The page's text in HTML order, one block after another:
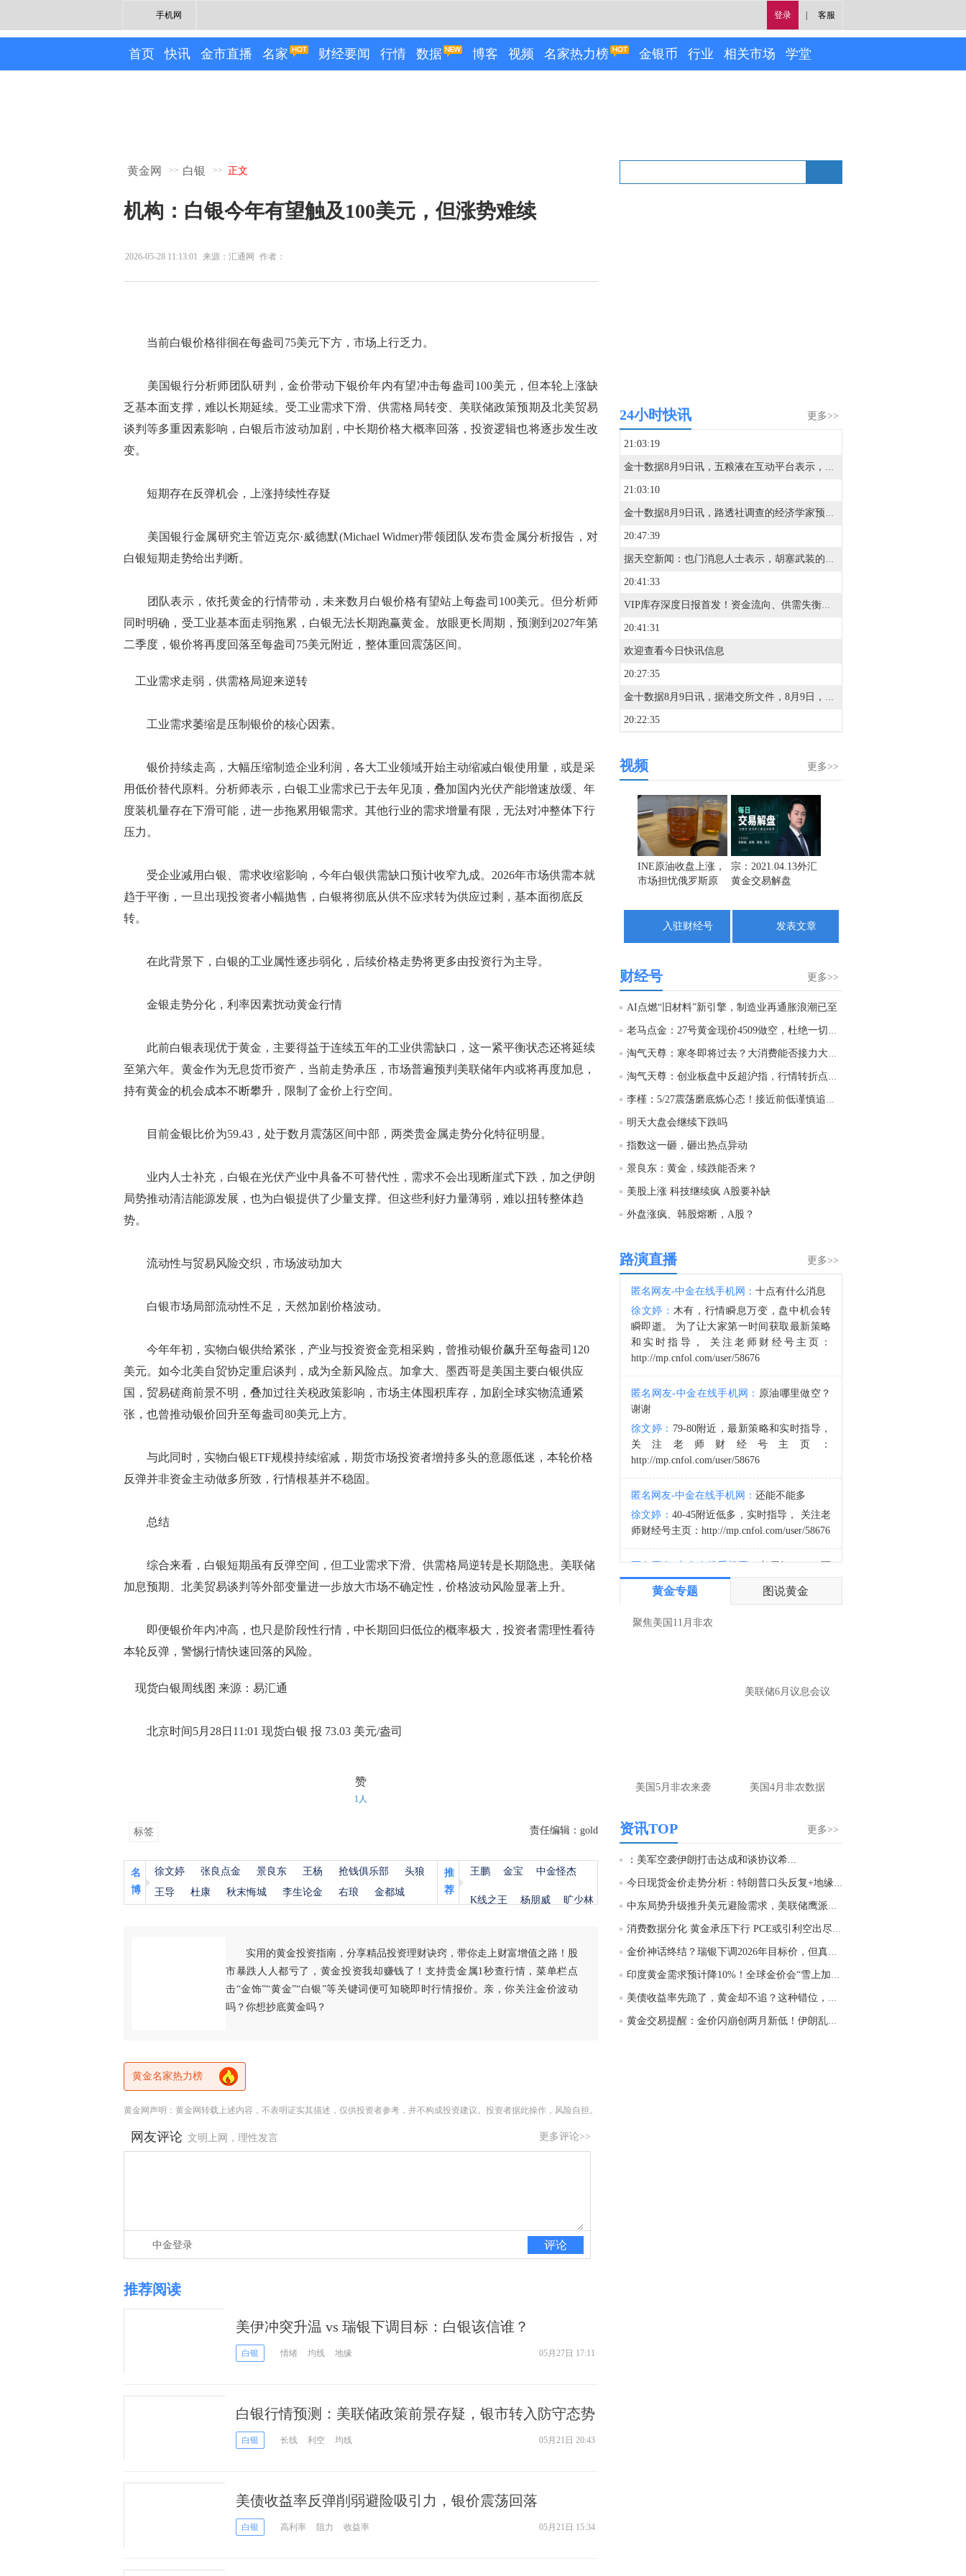
登录 客服
手机网
首页 快讯 金市直播 名家 财经要闻 行情 数据 博客 视频 名家热力榜 金银币 行业 相关市场 学堂
黄金网 >> 白银 >> 正文
机构：白银今年有望触及100美元，但涨势难续
2026-05-28 11:13:01 来源：汇通网 作者：
当前白银价格徘徊在每盎司75美元下方，市场上行乏力。
美国银行分析师团队研判，金价带动下银价年内有望冲击每盎司100美元，但本轮上涨缺
乏基本面支撑，难以长期延续。受工业需求下滑、供需格局转变、美联储政策预期及北美贸易
谈判等多重因素影响，白银后市波动加剧，中长期价格大概率回落，投资逻辑也将逐步发生改
变。
短期存在反弹机会，上涨持续性存疑
美国银行金属研究主管迈克尔·威德默(Michael Widmer)带领团队发布贵金属分析报告，对
白银短期走势给出判断。
团队表示，依托黄金的行情带动，未来数月白银价格有望站上每盎司100美元。但分析师
同时明确，受工业基本面走弱拖累，白银无法长期跑赢黄金。放眼更长周期，预测到2027年第
二季度，银价将再度回落至每盎司75美元附近，整体重回震荡区间。
工业需求走弱，供需格局迎来逆转
工业需求萎缩是压制银价的核心因素。
银价持续走高，大幅压缩制造企业利润，各大工业领域开始主动缩减白银使用量，或是采
用低价替代原料。分析师表示，白银工业需求已于去年见顶，叠加国内光伏产能增速放缓、年
度装机量存在下滑可能，进一步拖累用银需求。其他行业的需求增量有限，无法对冲整体下行
压力。
受企业减用白银、需求收缩影响，今年白银供需缺口预计收窄九成。2026年市场供需本就
趋于平衡，一旦出现投资者小幅抛售，白银将彻底从供不应求转为供应过剩，基本面彻底反
转。
在此背景下，白银的工业属性逐步弱化，后续价格走势将更多由投资行为主导。
金银走势分化，利率因素扰动黄金行情
此前白银表现优于黄金，主要得益于连续五年的工业供需缺口，这一紧平衡状态还将延续
至第六年。黄金作为无息货币资产，当前走势承压，市场普遍预判美联储年内或将再度加息，
持有黄金的机会成本不断攀升，限制了金价上行空间。
目前金银比价为59.43，处于数月震荡区间中部，两类贵金属走势分化特征明显。
业内人士补充，白银在光伏产业中具备不可替代性，需求不会出现断崖式下跌，加之伊朗
局势推动清洁能源发展，也为白银提供了少量支撑。但这些利好力量薄弱，难以扭转整体趋
势。
流动性与贸易风险交织，市场波动加大
白银市场局部流动性不足，天然加剧价格波动。
今年年初，实物白银供给紧张，产业与投资资金竞相采购，曾推动银价飙升至每盎司120
美元。如今北美自贸协定重启谈判，成为全新风险点。加拿大、墨西哥是美国主要白银供应
国，贸易磋商前景不明，叠加过往关税政策影响，市场主体囤积库存，加剧全球实物流通紧
张，也曾推动银价回升至每盎司80美元上方。
与此同时，实物白银ETF规模持续缩减，期货市场投资者增持多头的意愿低迷，本轮价格
反弹并非资金主动做多所致，行情根基并不稳固。
总结
综合来看，白银短期虽有反弹空间，但工业需求下滑、供需格局逆转是长期隐患。美联储
加息预期、北美贸易谈判等外部变量进一步放大市场不确定性，价格波动风险显著上升。
即便银价年内冲高，也只是阶段性行情，中长期回归低位的概率极大，投资者需理性看待
本轮反弹，警惕行情快速回落的风险。
现货白银周线图 来源：易汇通
北京时间5月28日11:01 现货白银 报 73.03 美元/盎司
赞
1人
标签 责任编辑：gold
名
博
徐文婷 张良点金 景良东 王杨 抢钱俱乐部
头狼
王导
杜康 秋末悔城 李生论金 右琅 金都城
推
荐
王鹏 金宝 中金怪杰
K线之王 杨朋威 旷少林
实用的黄金投资指南，分享精品投资理财诀窍，带你走上财富增值之路！股
市暴跌人人都亏了，黄金投资我却赚钱了！支持贵金属1秒查行情，菜单栏点
击“金饰”“黄金”“白银”等关键词便可知晓即时行情报价。亲，你关注金价波动
吗？你想抄底黄金吗？
黄金名家热力榜
黄金网声明：黄金网转载上述内容，不表明证实其描述，仅供投资者参考，并不构成投资建议。投资者据此操作，风险自担。
更多评论>>
网友评论 文明上网，理性发言
评论
中金登录
推荐阅读
美伊冲突升温 vs 瑞银下调目标：白银该信谁？
白银 情绪 均线 地缘 05月27日 17:11
白银行情预测：美联储政策前景存疑，银市转入防守态势
白银 长线 利空 均线 05月21日 20:43
美债收益率反弹削弱避险吸引力，银价震荡回落
白银 高利率 阻力 收益率 05月21日 15:34
更多>>
24小时快讯
21:03:19
金十数据8月9日讯，五粮液在互动平台表示，公司持续关注低度酒、轻饮酒类的市场消费趋势，目前公司旗下已有29度一见倾心、果酒及气泡酒等多款适配日常佐餐、多元场景的低度产品。
21:03:10
金十数据8月9日讯，路透社调查的经济学家预计，美国7月份整体CPI年率将从6月份的3.5%降至3.4%；核心CPI年率将从上月的2.6%降至2.5%。花旗集团的经济学家认为，正如预期的那样，如果连续第二个月出现通胀读数走软，那将意味着不止一个月的数据指向通胀压力降温，这基本上会使得9月加息的可能性被排除。然而，经济学家也预计7月核心服务业通胀将小幅上升，价格环比上涨0.3%。此前5月至6月该数据持平。美国银行分析师表示，核心服务业指标的回升可能让9月加息依然摆在桌面上。分析师Kate Duguid表示，如果后一种观点占据上风，而通胀数据又低于预期，那么美联储加息可能被推迟到12月或更晚。
20:47:39
据天空新闻：也门消息人士表示，胡塞武装的第四波导弹和无人机袭击目标是摩卡港及该市郊区的政府军阵地。
20:41:33
VIP库存深度日报首发！资金流向、供需失衡一眼看透，VIP限时95折，解锁40+项权益>>
20:41:31
欢迎查看今日快讯信息
20:27:35
金十数据8月9日讯，据港交所文件，8月9日，北京君正集成电路股份有限公司更新聆讯后资料集，意味着该公司港交所IPO通过聆讯。
20:22:35
20:15:44
20:13:19
20:08:53
也门军事发言人表示，（胡塞武装对）摩卡港的袭击造成七人死亡。
19:27:33
金十数据8月9日讯，当地时间9日，据伊朗方面消息，穆赫辛·雷扎伊已加入伊朗最高国家安全委员会，担任伊朗最高领袖、武装力量最高统帅穆杰塔巴·哈梅内伊在该委员会的代表。（央视新闻）
19:18:42
金十数据8月9日讯，据伊朗国家电视台报道，在伊朗总统佩泽希齐扬开启第三个任期之际，最高领袖穆杰塔巴与其举行了会晤。双方就国家面临的诸多挑战进行了广泛讨论，包括民众生计需求、正在进行的第三次侵略战争、未来前景、军事发展以及与外国伙伴的经济往来。
更多>>
视频
INE原油收盘上涨，
市场担忧俄罗斯原
宗：2021.04.13外汇
黄金交易解盘
入驻财经号 发表文章
更多>>
财经号
AI点燃“旧材料”新引擎，制造业再通胀浪潮已至
老马点金：27号黄金现价4509做空，杜绝一切马后炮！
淘气天尊：寒冬即将过去？大消费能否接力大科技！
淘气天尊：创业板盘中反超沪指，行情转折点将现？
李槿：5/27震荡磨底炼心态！接近前低谨慎追空！
明天大盘会继续下跌吗
指数这一砸，砸出热点异动
景良东：黄金，续跌能否来？
美股上涨 科技继续疯 A股要补缺
外盘涨疯、韩股熔断，A股？
更多>>
路演直播
匿名网友-中金在线手机网： 十点有什么消息
徐文婷： 木有，行情瞬息万变，盘中机会转
瞬即逝。 为了让大家第一时间获取最新策略
和实时指导， 关注老师财经号主页：
http://mp.cnfol.com/user/58676
匿名网友-中金在线手机网： 原油哪里做空？
谢谢
徐文婷： 79-80附近，最新策略和实时指导，
关注老师财经号主页：
http://mp.cnfol.com/user/58676
匿名网友-中金在线手机网： 还能不能多
徐文婷： 40-45附近低多，实时指导， 关注老
师财经号主页：http://mp.cnfol.com/user/58676
匿名网友-中金在线手机网：老师好，4345可
以多吗？
让大家第一时间获取最新策略和实时指
匿名网友-中金在线手机网：
黄金多，看到什
徐文婷：
时指导， 关注老师财经号主页：
http://mp.cnfol.com/user/58676
匿名网友-中金在线手机网：止损多少 老师
徐文婷：7美金
度。70一50？。
徐文婷：带上止损博弈，实时指导， 关注老
师财经号主页：http://mp.cnfol.com/user/58676
匿名网友-中金在线手机网：老师好，金现在
黄金专题 图说黄金
聚焦美国11月非农
美联储6月议息会议
美国5月非农来袭 美国4月非农数据
更多>>
资讯TOP
：美军空袭伊朗打击达成和谈协议希...
今日现货金价走势分析：特朗普口头反复+地缘冲...
中东局势升级推升美元避险需求，美联储鹰派预期...
消费数据分化 黄金承压下行 PCE或引利空出尽行...
金价神话终结？瑞银下调2026年目标价，但真正的...
印度黄金需求预计降10%！全球金价会“雪上加霜...
美债收益率先跪了，黄金却不追？这种错位，最容...
黄金交易提醒：金价闪崩创两月新低！伊朗乱局+...